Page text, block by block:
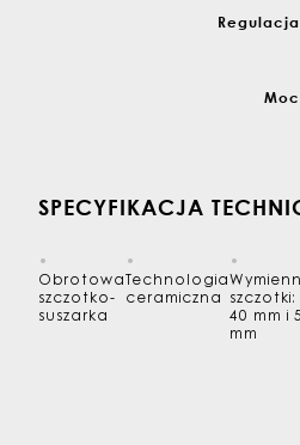
SPECYFIKACJA
•
Obrotowa
szczotko-
suszarka
•
Technologia
ceramiczna
•
szczotki:
40 mm i
mm